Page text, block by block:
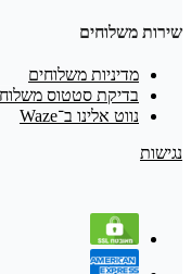
שירות משלוחים
מדיניות משלוחים
בדיקת סטטוס משלוח
נווט אלינו ב־Waze
נגישות